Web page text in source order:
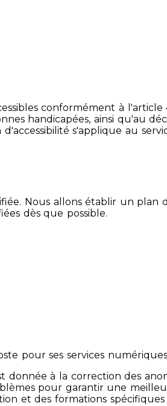
conformément à
handicapées, ainsi qu'au
s'applique au
Nous allons établir un
dès que possible.
pour ses services
donnée à la correction des
pour garantir une
et des formations